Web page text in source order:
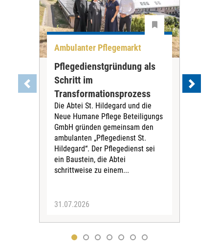
Ambulanter Pflegemarkt
Pflegedienstgründung als
Schritt im
Transformationsprozess
Die Abtei St. Hildegard und die
Neue Humane Pflege Beteiligungs
GmbH gründen gemeinsam den
ambulanten „Pflegedienst St.
Hildegard“. Der Pflegedienst sei
ein Baustein, die Abtei
schrittweise zu einem...
31.07.2026